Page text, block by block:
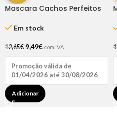
Mascara Cachos Perfeitos
Em stock
12,65€ 9,49€ com IVA
Promoção válida de
01/04/2026 até 30/08/2026
Adicionar